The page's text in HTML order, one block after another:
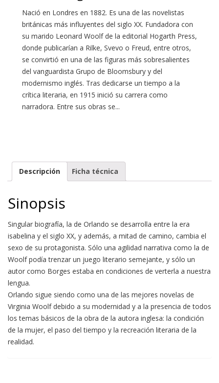
Nació en Londres en 1882. Es una de las novelistas
británicas más influyentes del siglo XX. Fundadora con
su marido Leonard Woolf de la editorial Hogarth Press,
donde publicarían a Rilke, Svevo o Freud, entre otros,
se convirtió en una de las figuras más sobresalientes
del vanguardista Grupo de Bloomsbury y del
modernismo inglés. Tras dedicarse un tiempo a la
crítica literaria, en 1915 inició su carrera como
narradora. Entre sus obras se...
Descripción Ficha técnica
Sinopsis
Singular biografía, la de Orlando se desarrolla entre la era
isabelina y el siglo XX, y además, a mitad de camino, cambia el
sexo de su protagonista. Sólo una agilidad narrativa como la de
Woolf podía trenzar un juego literario semejante, y sólo un
autor como Borges estaba en condiciones de verterla a nuestra
lengua.
Orlando sigue siendo como una de las mejores novelas de
Virginia Woolf debido a su modernidad y a la presencia de todos
los temas básicos de la obra de la autora inglesa: la condición
de la mujer, el paso del tiempo y la recreación literaria de la
realidad.